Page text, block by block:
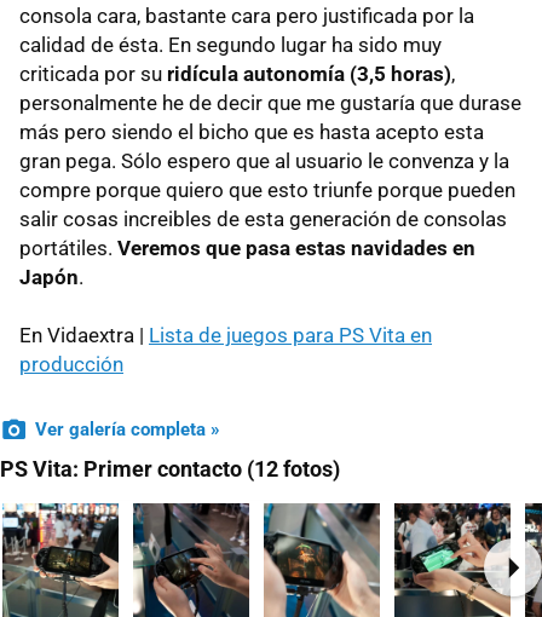
consola cara, bastante cara pero justificada por la
calidad de ésta. En segundo lugar ha sido muy
criticada por su ridícula autonomía (3,5 horas),
personalmente he de decir que me gustaría que durase
más pero siendo el bicho que es hasta acepto esta
gran pega. Sólo espero que al usuario le convenza y la
compre porque quiero que esto triunfe porque pueden
salir cosas increibles de esta generación de consolas
portátiles. Veremos que pasa estas navidades en
Japón.
En Vidaextra | Lista de juegos para PS Vita en
producción
Ver galería completa »
PS Vita: Primer contacto (12 fotos)